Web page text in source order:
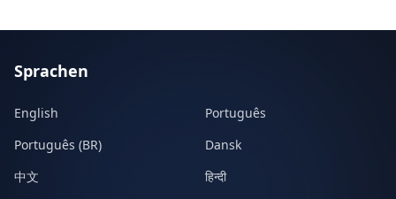
Sprachen
English
Português
Português (BR)
Dansk
中文
हिन्दी